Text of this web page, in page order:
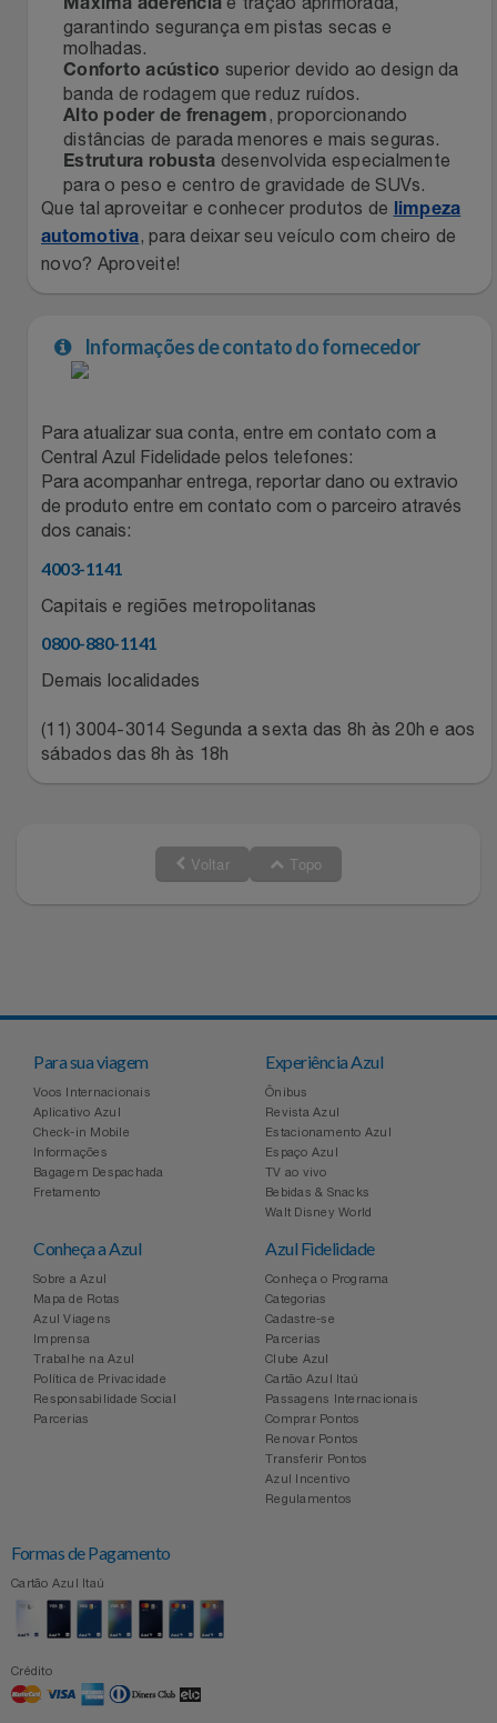
Relógios
Saúde E Bem-Estar
Utilidades Industriais
Vestuário
Stanley Pmi
The Bar
Top Store
Tramontina
Três Corações
Máxima aderência
garantindo segurança em pistas secas e
molhadas.
Conforto acústico superior devido ao design da
banda de rodagem que reduz ruídos.
Alto poder de frenagem
, proporcionando
distâncias de parada menores e mais seguras.
Estrutura robusta desenvolvida especialmente
para o peso e centro de gravidade de SUVs.
Que tal aproveitar e conhecer produtos de limpeza
automotiva , para deixar seu veículo com cheiro de
novo? Aproveite!
Informações de contato do fornecedor
Para atualizar sua conta, entre em contato com a
Central Azul Fidelidade pelos telefones:
Para acompanhar entrega, reportar dano ou extravio
de produto entre em contato com o parceiro através
dos canais:
4003-1141
Capitais e regiões metropolitanas
0800-880-1141
Demais localidades
(11) 3004-3014 Segunda a sexta das 8h às 20h e aos
sábados das 8h às 18h
Voltar Topo
Para sua viagem
Voos Internacionais
Aplicativo Azul
Check-in Mobile
Informações
Bagagem Despachada
Fretamento
Experiência Azul
Ônibus
Revista Azul
Estacionamento Azul
Espaço Azul
TV ao vivo
Bebidas & Snacks
Walt Disney World
Conheça a Azul
Sobre a Azul
Mapa de Rotas
Azul Viagens
Imprensa
Trabalhe na Azul
Política de Privacidade
Responsabilidade Social
Parcerias
Azul Fidelidade
Conheça o Programa
Categorias
Cadastre-se
Parcerias
Clube Azul
Cartão Azul Itaú
Passagens Internacionais
Comprar Pontos
Renovar Pontos
Transferir Pontos
Azul Incentivo
Regulamentos
Formas de Pagamento
Cartão Azul Itaú
Crédito